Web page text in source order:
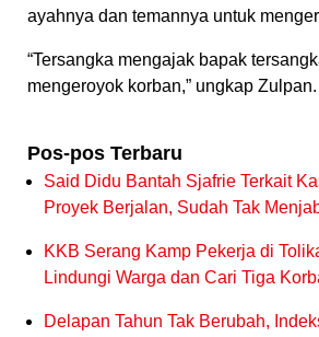
ayahnya dan temannya untuk
“Tersangka mengajak bapak
mengeroyok korban,” ungkap Zulpan.
Pos-pos Terbaru
Said Didu Bantah Sjafrie Terkait
Proyek Berjalan, Sudah Tak
KKB Serang Kamp Pekerja di
Lindungi Warga dan Cari Tiga
Delapan Tahun Tak Berubah,